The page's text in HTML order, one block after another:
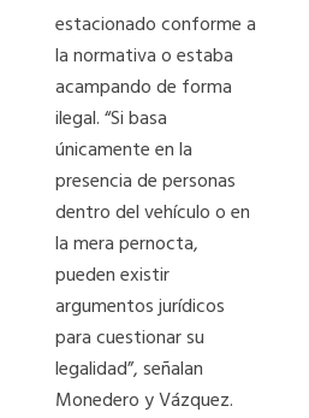
estacionado conforme a
la normativa o estaba
acampando de forma
ilegal. “Si basa
únicamente en la
presencia de personas
dentro del vehículo o en
la mera pernocta,
pueden existir
argumentos jurídicos
para cuestionar su
legalidad”, señalan
Monedero y Vázquez.